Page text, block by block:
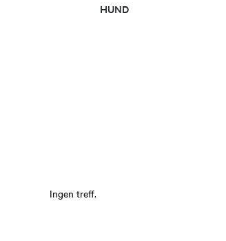
HUND
Ingen treff.